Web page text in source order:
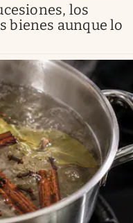
los
bienes aunque lo